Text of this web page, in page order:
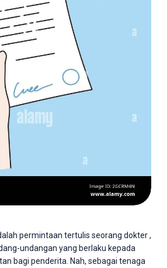
permintaan tertulis seorang dokter ,
undangan yang berlaku kepada
bagi penderita. Nah, sebagai tenaga